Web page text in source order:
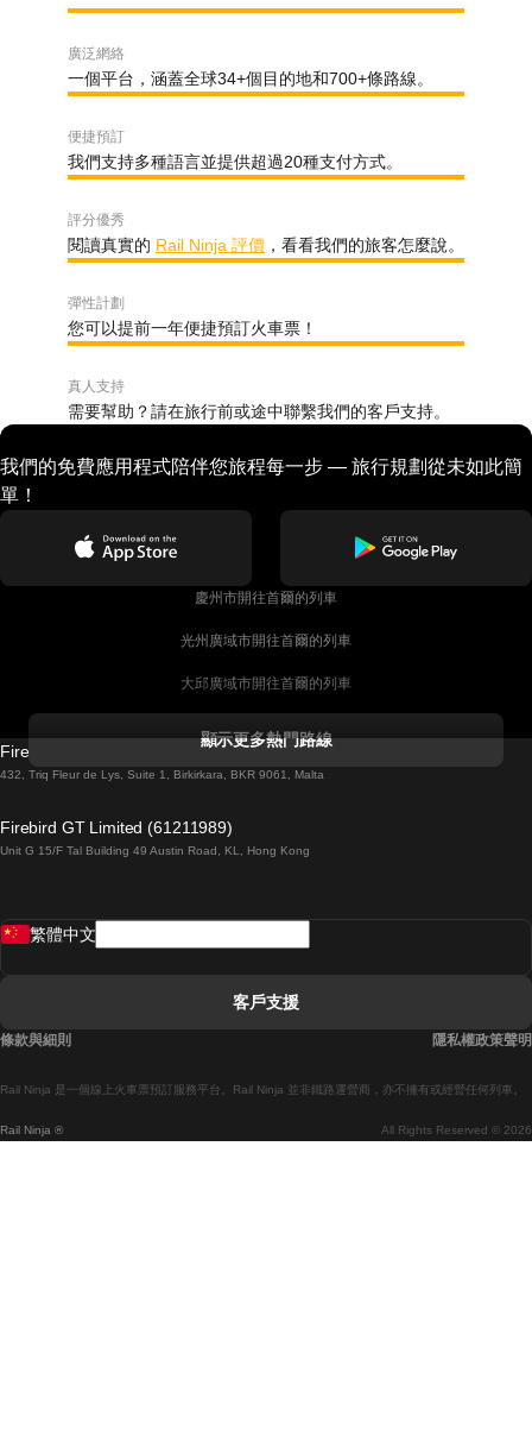
廣泛網絡
一個平台，涵蓋全球34+個目的地和700+條路線。
便捷預訂
我們支持多種語言並提供超過20種支付方式。
評分優秀
閱讀真實的 Rail Ninja 評價 ，看看我們的旅客怎麼說。
彈性計劃
您可以提前一年便捷預訂火車票！
真人支持
需要幫助？請在旅行前或途中聯繫我們的客戶支持。
我們的免費應用程式陪伴您旅程每一步 — 旅行規劃從未如此簡
單！
慶州市開往首爾的列車
光州廣域市開往首爾的列車
大邱廣域市開往首爾的列車
都柏林開往戈尔韦的列車
羅馬開往拿坡里的列車
顯示更多熱門路線
Firebird GT Limited (OC 1451)
432, Triq Fleur de Lys, Suite 1, Birkirkara, BKR 9061, Malta
Firebird GT Limited (61211989)
Unit G 15/F Tal Building 49 Austin Road, KL, Hong Kong
Rail Ninja ® All Rights Reserved © 2026
Rail Ninja 是一個線上火車票預訂服務平台。Rail Ninja 並非鐵路運營商，亦不擁有或經營任何列車。
繁體中文
客戶支援
條款與細則 隱私權政策聲明